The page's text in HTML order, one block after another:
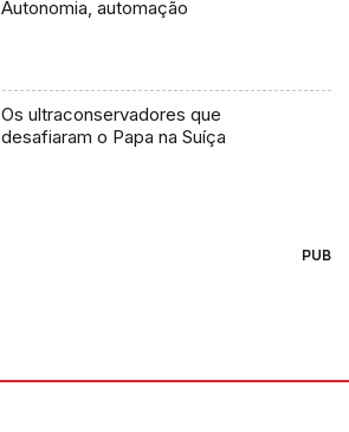
Autonomia, automação
Os ultraconservadores que
desafiaram o Papa na Suíça
PUB